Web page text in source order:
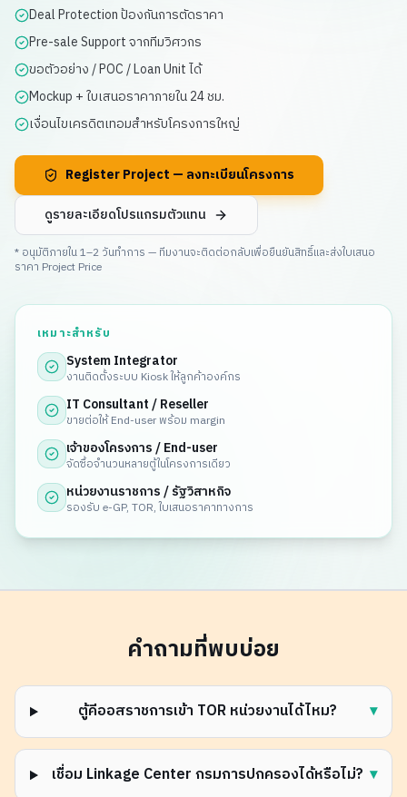
Deal Protection ป้องกันการตัดราคา
Pre-sale Support จากทีมวิศวกร
ขอตัวอย่าง / POC / Loan Unit ได้
Mockup + ใบเสนอราคาภายใน 24 ชม.
เงื่อนไขเครดิตเทอมสำหรับโครงการใหญ่
Register Project — ลงทะเบียนโครงการ
ดูรายละเอียดโปรแกรมตัวแทน
* อนุมัติภายใน 1–2 วันทำการ — ทีมงานจะติดต่อกลับเพื่อยืนยันสิทธิ์และส่งใบเสนอ
ราคา Project Price
เหมาะสำหรับ
System Integrator
งานติดตั้งระบบ Kiosk ให้ลูกค้าองค์กร
IT Consultant / Reseller
ขายต่อให้ End-user พร้อม margin
เจ้าของโครงการ / End-user
จัดซื้อจำนวนหลายตู้ในโครงการเดียว
หน่วยงานราชการ / รัฐวิสาหกิจ
รองรับ e-GP, TOR, ใบเสนอราคาทางการ
คำถามที่พบบ่อย
ตู้คีออสราชการเข้า TOR หน่วยงานได้ไหม? ▾
เชื่อม Linkage Center กรมการปกครองได้หรือไม่? ▾